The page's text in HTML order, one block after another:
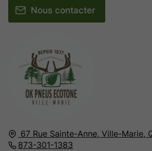
67 Rue Sainte-Anne, Ville-Marie,
873-301-1383
Nous contacter